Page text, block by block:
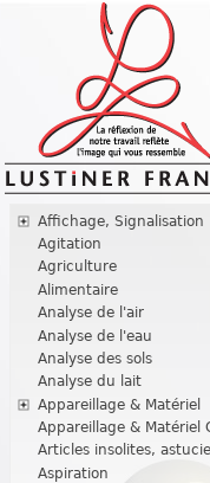
Affichage, Signalisation
Agitation
Agriculture
Alimentaire
Analyse de l'air
Analyse de l'eau
Analyse des sols
Analyse du lait
Appareillage & Matériel
Appareillage & Matériel
Articles insolites,
Aspiration